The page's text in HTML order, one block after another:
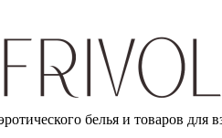
белья и товаров для